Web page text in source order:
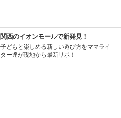
関西のイオンモールで新発見！
子どもと楽しめる新しい遊び方をママライ
ター達が現地から最新リポ！